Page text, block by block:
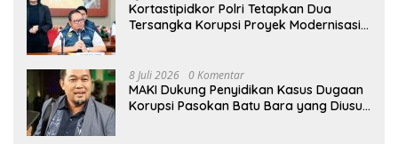
Kortastipidkor Polri Tetapkan Dua
Tersangka Korupsi Proyek Modernisasi
8 Juli 2026 0 Komentar
MAKI Dukung Penyidikan Kasus Dugaan
Korupsi Pasokan Batu Bara yang Diusut